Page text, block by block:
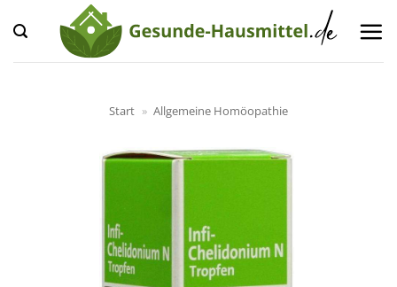
Inhalt
springen
Start » Allgemeine Homöopathie